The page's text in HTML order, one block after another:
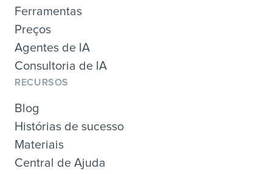
Ferramentas
Preços
Agentes de IA
Consultoria de IA
RECURSOS
Blog
Histórias de sucesso
Materiais
Central de Ajuda